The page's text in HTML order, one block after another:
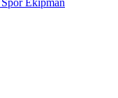
Spor Ekipman